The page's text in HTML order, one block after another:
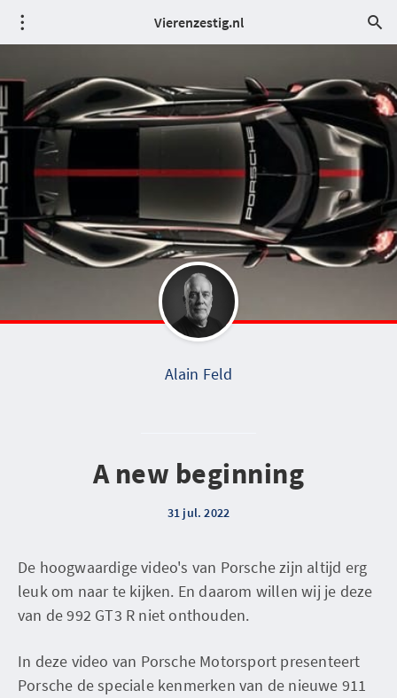
Vierenzestig.nl
Alain Feld
A new beginning
31 jul. 2022
De hoogwaardige video's van Porsche zijn altijd erg
leuk om naar te kijken. En daarom willen wij je deze
van de 992 GT3 R niet onthouden.
In deze video van Porsche Motorsport presenteert
Porsche de speciale kenmerken van de nieuwe 911